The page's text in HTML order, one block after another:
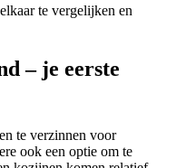
te vergelijken en
– je eerste
te verzinnen voor
ook een optie om te